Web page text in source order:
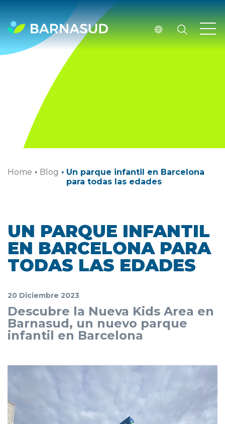
Home · Blog · Un parque infantil en Barcelona
para todas las edades
UN PARQUE INFANTIL
EN BARCELONA PARA
TODAS LAS EDADES
20 Diciembre 2023
Descubre la Nueva Kids Area en
Barnasud, un nuevo parque
infantil en Barcelona